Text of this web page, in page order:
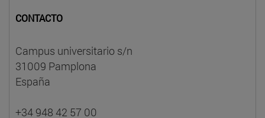
CONTACTO
Campus universitario s/n
31009 Pamplona
España
+34 948 42 57 00